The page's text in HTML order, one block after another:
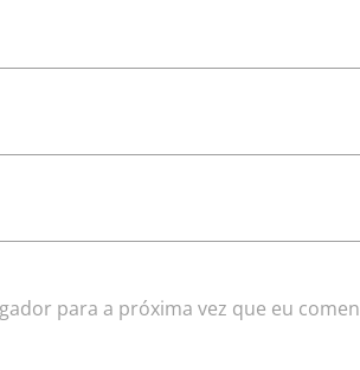
para a próxima vez que eu